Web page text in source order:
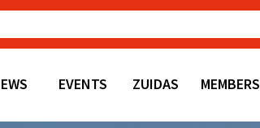
EVENTS ZUIDAS MEMBERS